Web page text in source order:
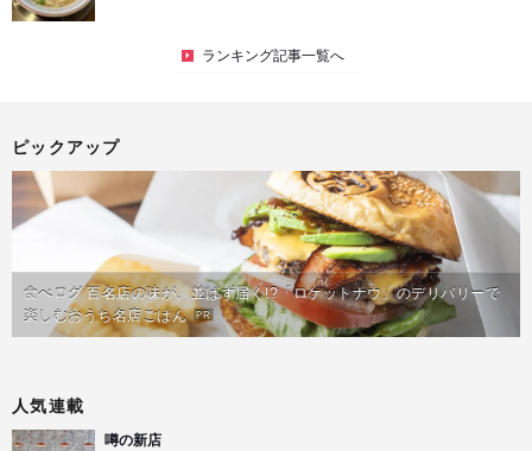
ランキング記事一覧へ
ピックアップ
食べログ 百名店の味が、並ばず届く!?「ロケットナウ」のデリバリーで
楽しむおうち名店ごはん PR
人気連載
噂の新店